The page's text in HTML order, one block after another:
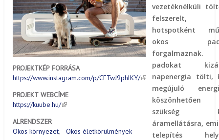
PROJEKTKÉP FORRÁSA
https://www.instagram.com/p/CETwJ9phlKY/
PROJEKT WEBCÍME
https://kuube.hu/
ALRENDSZER
Okos környezet
Okos életkörülmények
vezetéknélküli
felszerelt,
hotspotként
okos
padokat
napenergia tölti,
megújuló
köszönhetően
szükség
áramellátásra,
telepítés